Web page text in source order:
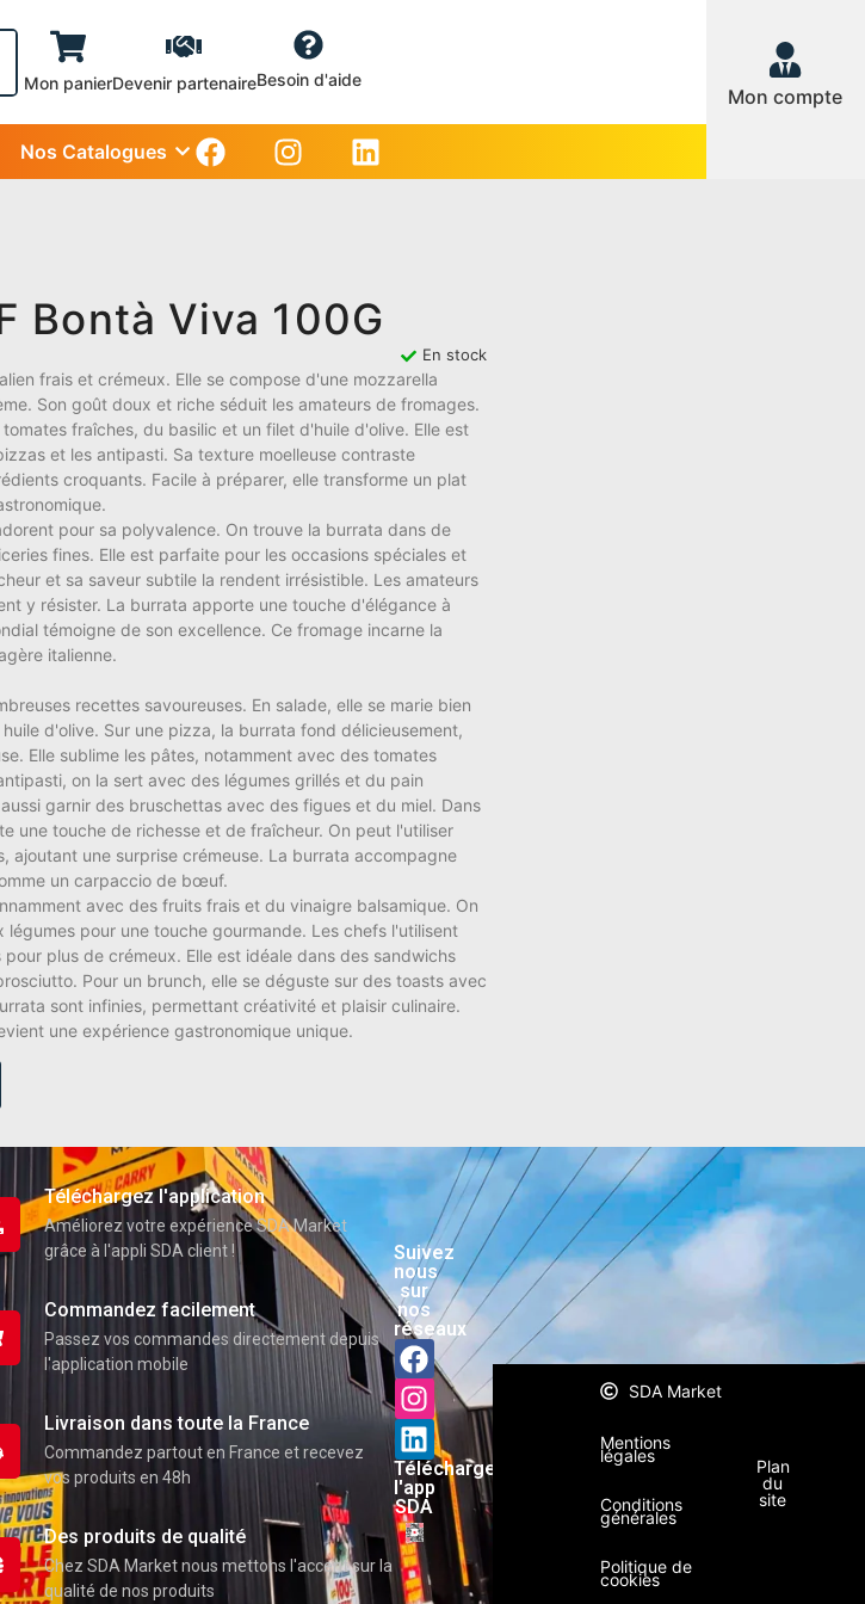
Mon compte
Mon panierDevenir partenaireBesoin d'aide
Nos Catalogues
Bontà Viva 100G
En stock
frais et crémeux. Elle se compose d'une mozzarella
Son goût doux et riche séduit les amateurs de fromages.
fraîches, du basilic et un filet d'huile d'olive. Elle est
et les antipasti. Sa texture moelleuse contraste
croquants. Facile à préparer, elle transforme un plat
pour sa polyvalence. On trouve la burrata dans de
fines. Elle est parfaite pour les occasions spéciales et
et sa saveur subtile la rendent irrésistible. Les amateurs
y résister. La burrata apporte une touche d'élégance à
témoigne de son excellence. Ce fromage incarne la
italienne.
recettes savoureuses. En salade, elle se marie bien
d'olive. Sur une pizza, la burrata fond délicieusement,
Elle sublime les pâtes, notamment avec des tomates
on la sert avec des légumes grillés et du pain
garnir des bruschettas avec des figues et du miel. Dans
une touche de richesse et de fraîcheur. On peut l'utiliser
ajoutant une surprise crémeuse. La burrata accompagne
un carpaccio de bœuf.
avec des fruits frais et du vinaigre balsamique. On
légumes pour une touche gourmande. Les chefs l'utilisent
plus de crémeux. Elle est idéale dans des sandwichs
Pour un brunch, elle se déguste sur des toasts avec
sont infinies, permettant créativité et plaisir culinaire.
une expérience gastronomique unique.
Téléchargez l'application
Améliorez votre expérience SDA Market
grâce à l'appli SDA client !
Commandez facilement
Passez vos commandes directement depuis
l'application mobile
Livraison dans toute la France
Commandez partout en France et recevez
vos produits en 48h
Des produits de qualité
Chez SDA Market nous mettons l'accent sur la
qualité de nos produits
Suivez
nous
sur
nos
réseaux
Téléchargez
l'app
SDA
SDA Market
Mentions
légales
Conditions
générales
Politique de
cookies
Plan
du
site